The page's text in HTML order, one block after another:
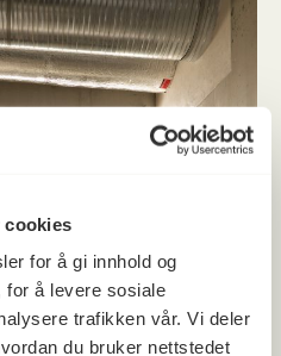
cookies
for å gi innhold og
for å levere sosiale
trafikken vår. Vi deler
du bruker nettstedet